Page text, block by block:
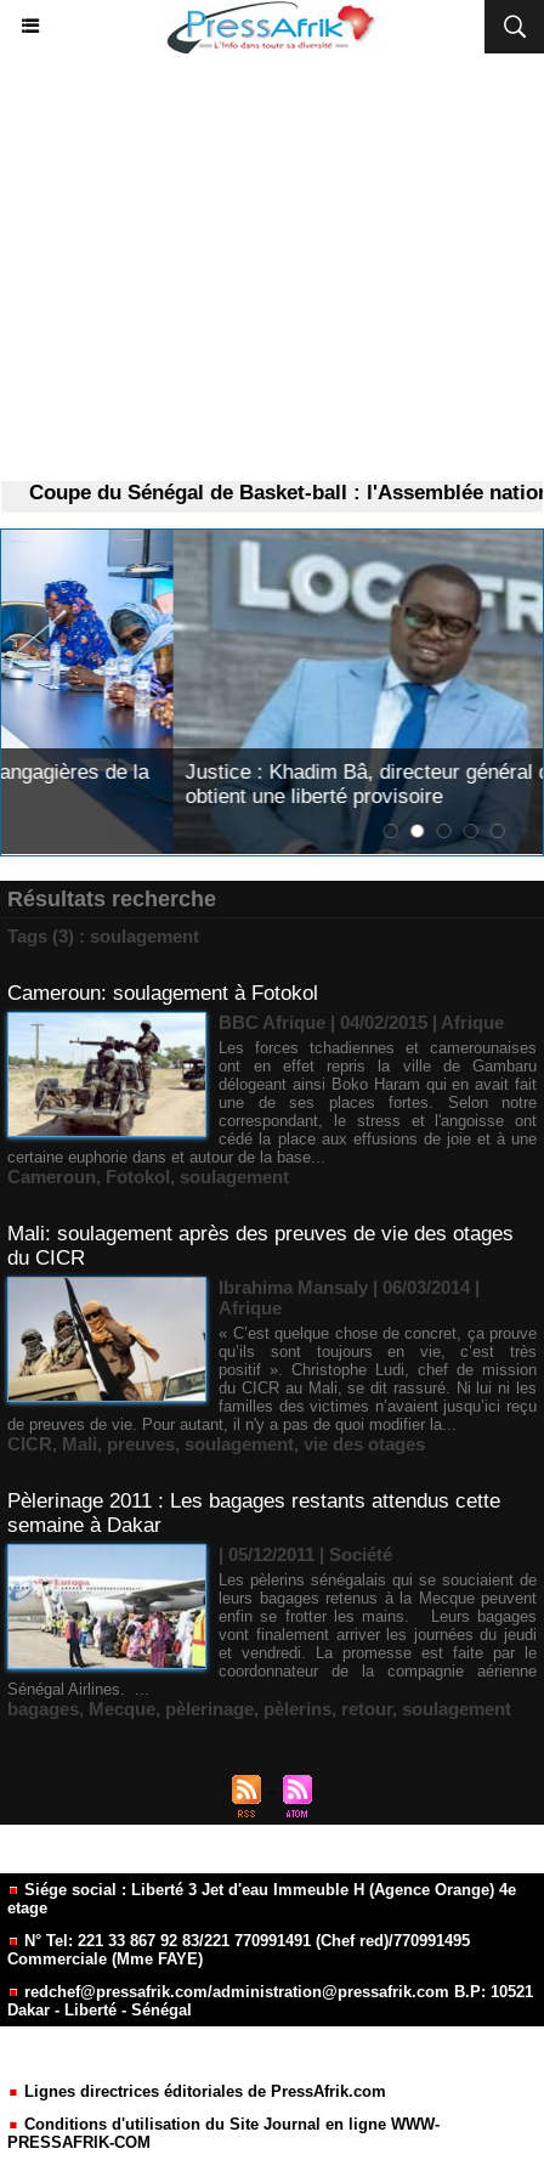
Coupe du Sénégal de Basket-ball : l'Assemblée
Justice : Khadim Bâ, directeur général de Locafrique,
obtient une liberté provisoire
Résultats recherche
Tags (3) : soulagement
Cameroun: soulagement à Fotokol
BBC Afrique | 04/02/2015 | Afrique
Les forces tchadiennes et camerounaises
ont en effet repris la ville de Gambaru
délogeant ainsi Boko Haram qui en avait fait
une de ses places fortes. Selon notre
correspondant, le stress et l'angoisse ont
cédé la place aux effusions de joie et à une
certaine euphorie dans et autour de la base...
Cameroun, Fotokol, soulagement
Mali: soulagement après des preuves de vie des otages
du CICR
Ibrahima Mansaly | 06/03/2014 |
Afrique
« C’est quelque chose de concret, ça prouve
qu’ils sont toujours en vie, c’est très
positif ». Christophe Ludi, chef de mission
du CICR au Mali, se dit rassuré. Ni lui ni les
familles des victimes n’avaient jusqu’ici reçu
de preuves de vie. Pour autant, il n'y a pas de quoi modifier la...
CICR, Mali, preuves, soulagement, vie des otages
Pèlerinage 2011 : Les bagages restants attendus cette
semaine à Dakar
| 05/12/2011 | Société
Les pèlerins sénégalais qui se souciaient de
leurs bagages retenus à la Mecque peuvent
enfin se frotter les mains. Leurs bagages
vont finalement arriver les journées du jeudi
et vendredi. La promesse est faite par le
coordonnateur de la compagnie aérienne
Sénégal Airlines. ...
bagages, Mecque, pèlerinage, pèlerins, retour, soulagement
Siége social : Liberté 3 Jet d'eau Immeuble H (Agence Orange) 4e
etage
N° Tel: 221 33 867 92 83/221 770991491 (Chef red)/770991495
Commerciale (Mme FAYE)
redchef@pressafrik.com/administration@pressafrik.com B.P: 10521
Dakar - Liberté - Sénégal
Lignes directrices éditoriales de PressAfrik.com
Conditions d'utilisation du Site Journal en ligne WWW-
PRESSAFRIK-COM